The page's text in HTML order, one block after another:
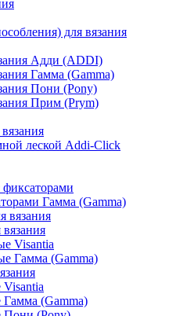
для вязания
Адди (ADDI)
Гамма (Gamma)
Пони (Pony)
Прим (Prym)
леской Addi-Click
Гамма (Gamma)
вязания
Visantia
Гамма (Gamma)
(Gamma)